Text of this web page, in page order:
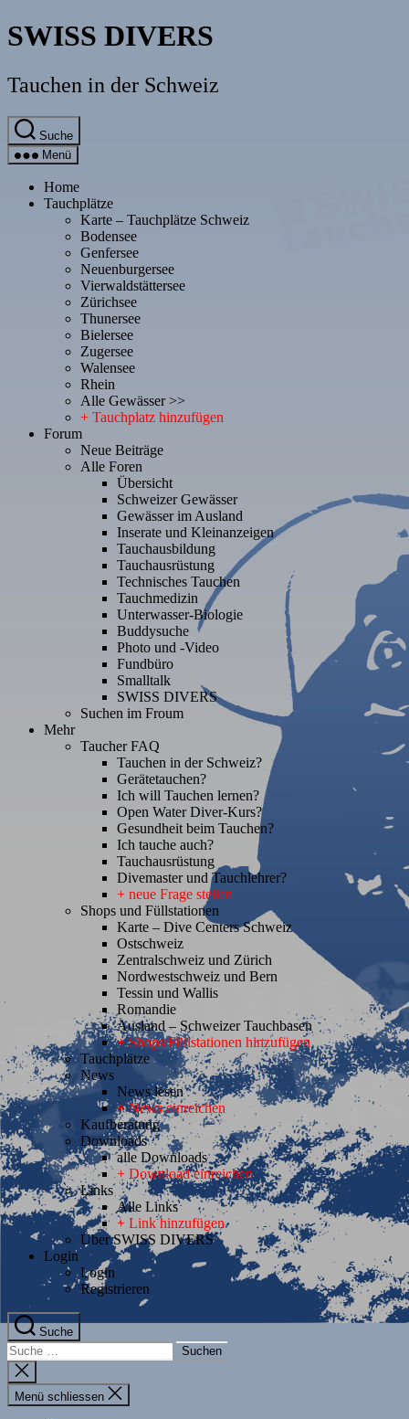
Direkt
zum
wechseln
SWISS DIVERS
Tauchen in der Schweiz
Suche
Menü
Home
Tauchplätze
Karte – Tauchplätze Schweiz
Bodensee
Genfersee
Neuenburgersee
Vierwaldstättersee
Zürichsee
Thunersee
Bielersee
Zugersee
Walensee
Rhein
Alle Gewässer >>
+ Tauchplatz hinzufügen
Forum
Neue Beiträge
Alle Foren
Übersicht
Schweizer Gewässer
Gewässer im Ausland
Inserate und Kleinanzeigen
Tauchausbildung
Tauchausrüstung
Technisches Tauchen
Tauchmedizin
Unterwasser-Biologie
Buddysuche
Photo und -Video
Fundbüro
Smalltalk
SWISS DIVERS
Suchen im Froum
Mehr
Taucher FAQ
Tauchen in der Schweiz?
Gerätetauchen?
Ich will Tauchen lernen?
Open Water Diver-Kurs?
Gesundheit beim Tauchen?
Ich tauche auch?
Tauchausrüstung
Divemaster und Tauchlehrer?
+ neue Frage stellen
Shops und Füllstationen
Karte – Dive Centers Schweiz
Ostschweiz
Zentralschweiz und Zürich
Nordwestschweiz und Bern
Tessin und Wallis
Romandie
Ausland – Schweizer Tauchbasen
+ Shops/Füllstationen hinzufügen
Tauchplätze
News
News lesen
+ News einreichen
Kaufberatung
Downloads
alle Downloads
+ Download einreichen
Links
Alle Links
+ Link hinzufügen
Über SWISS DIVERS
Login
Login
Registrieren
Suche
Suche
nach:
Suche
schliessen
Menü schliessen